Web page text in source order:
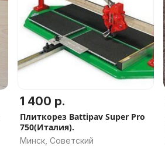
1 400 р.
Плиткорез Battipav Super Pro
750(Италия).
Минск, Советский